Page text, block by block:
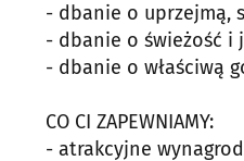
- dbanie o uprzejmą,
- dbanie o świeżość i
- dbanie o właściwą
CO CI ZAPEWNIAMY:
- atrakcyjne